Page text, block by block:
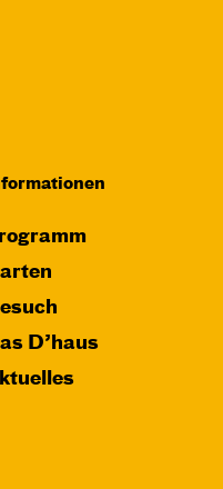
D’haus